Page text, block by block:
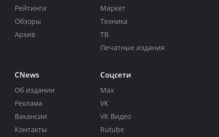
Рейтинги
Обзоры
Архив
Маркет
Техника
ТВ
Печатные издания
CNews
Об издании
Реклама
Вакансии
Контакты
Соцсети
Max
VK
VK Видео
Rutube